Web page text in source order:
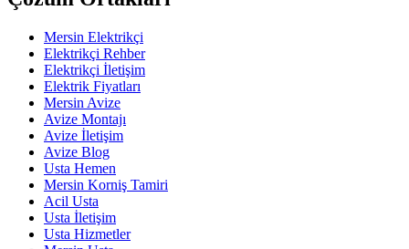
Mersin Elektrikçi
Elektrikçi Rehber
Elektrikçi İletişim
Elektrik Fiyatları
Mersin Avize
Avize Montajı
Avize İletişim
Avize Blog
Usta Hemen
Mersin Korniş Tamiri
Acil Usta
Usta İletişim
Usta Hizmetler